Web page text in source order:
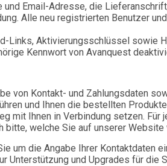
Email-Adresse, die
Alle neu registrierten Benutzer
Links, Aktivierungsschlüssel
Kennwort von Avanquest
von Kontakt- und Zahlungsdaten
und Ihnen die bestellten
mit Ihnen in Verbindung setzen.
bitte, welche Sie auf unserer Website
um die Angabe Ihrer Kontaktdaten
und Upgrades für die